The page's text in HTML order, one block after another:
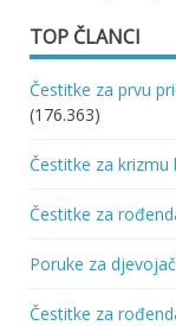
TOP ČLANCI
Čestitke za prvu
(176.363)
Čestitke za
Čestitke za
Poruke za
Čestitke za